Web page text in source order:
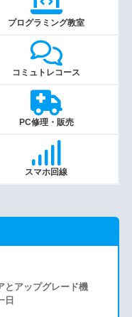
プログラミング教室
コミュトレコース
PC修理・販売
スマホ回線
とアップグレード機
日